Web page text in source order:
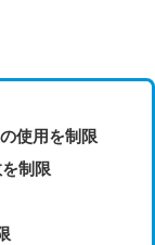
使用を制限
制限